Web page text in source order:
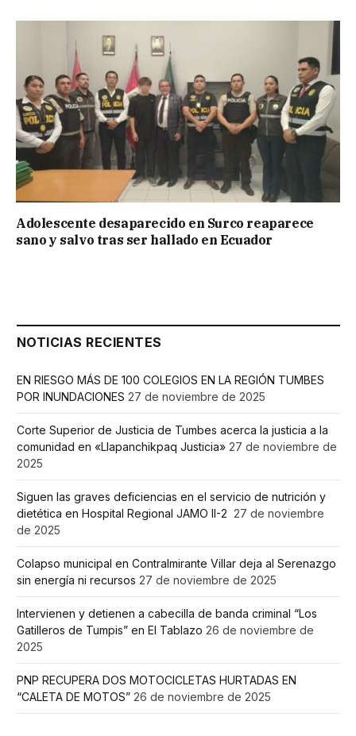
Adolescente desaparecido en Surco reaparece
sano y salvo tras ser hallado en Ecuador
NOTICIAS RECIENTES
EN RIESGO MÁS DE 100 COLEGIOS EN LA REGIÓN TUMBES
POR INUNDACIONES 27 de noviembre de 2025
Corte Superior de Justicia de Tumbes acerca la justicia a la
comunidad en «Llapanchikpaq Justicia» 27 de noviembre de
2025
Siguen las graves deficiencias en el servicio de nutrición y
dietética en Hospital Regional JAMO II-2 27 de noviembre
de 2025
Colapso municipal en Contralmirante Villar deja al Serenazgo
sin energía ni recursos 27 de noviembre de 2025
Intervienen y detienen a cabecilla de banda criminal “Los
Gatilleros de Tumpis” en El Tablazo 26 de noviembre de
2025
PNP RECUPERA DOS MOTOCICLETAS HURTADAS EN
“CALETA DE MOTOS” 26 de noviembre de 2025